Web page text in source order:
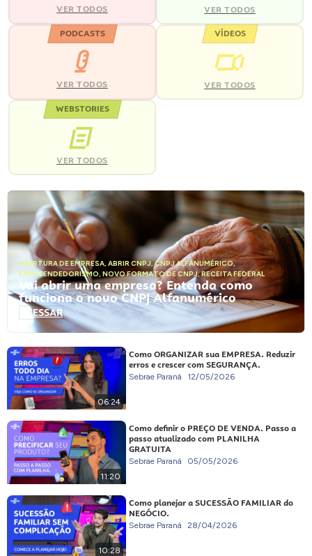
VER TODOS VER TODOS
PODCASTS
VER TODOS
VÍDEOS
VER TODOS
WEBSTORIES
VER TODOS
ABERTURA DE EMPRESA, ABRIR CNPJ,CNPJ ALFANUMÉRICO,
EMPREENDEDORISMO, NOVO FORMATO DE CNPJ,RECEITA FEDERAL
Vai abrir uma empresa? Entenda como
funciona o novo CNPJ Alfanumérico
ACESSAR
06:24
Como ORGANIZAR sua EMPRESA. Reduzir
erros e crescer com SEGURANÇA.
Sebrae Paraná 12/05/2026
11:20
Como definir o PREÇO DE VENDA. Passo a
passo atualizado com PLANILHA
GRATUITA
Sebrae Paraná 05/05/2026
10:28
Como planejar a SUCESSÃO FAMILIAR do
NEGÓCIO.
Sebrae Paraná 28/04/2026